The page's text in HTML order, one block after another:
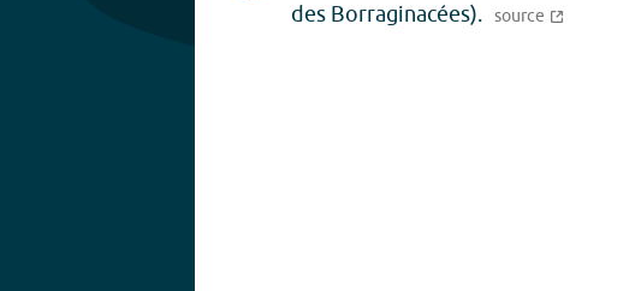
des Borraginacées). source